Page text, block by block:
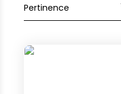
Pertinence